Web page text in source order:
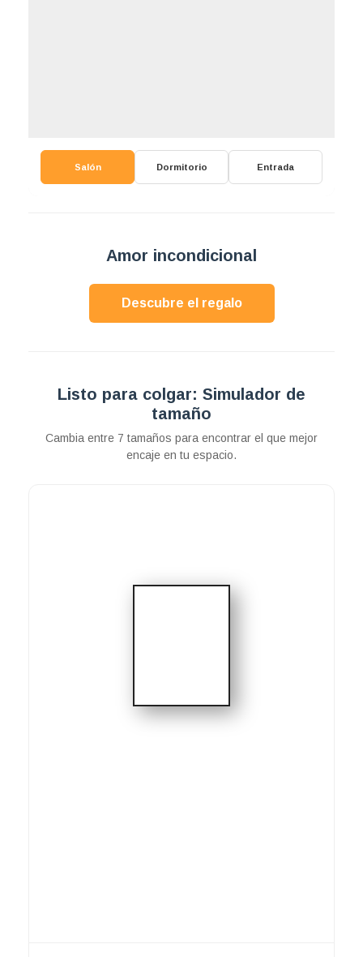
Salón Dormitorio Entrada
Amor incondicional
Descubre el regalo
Listo para colgar: Simulador de
tamaño
Cambia entre 7 tamaños para encontrar el que mejor
encaje en tu espacio.